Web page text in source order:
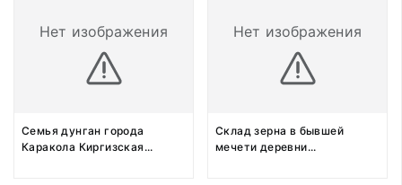
Нет изображения
Семья дунган города
Каракола Киргизская ...
Нет изображения
Склад зерна в бывшей
мечети деревни...